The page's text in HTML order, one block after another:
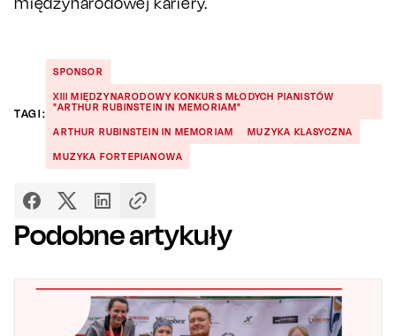
TAGI:
SPONSOR
XIII MIĘDZYNARODOWY KONKURS MŁODYCH PIANISTÓW
"ARTHUR RUBINSTEIN IN MEMORIAM"
ARTHUR RUBINSTEIN IN MEMORIAM
MUZYKA KLASYCZNA
MUZYKA FORTEPIANOWA
Podobne artykuły